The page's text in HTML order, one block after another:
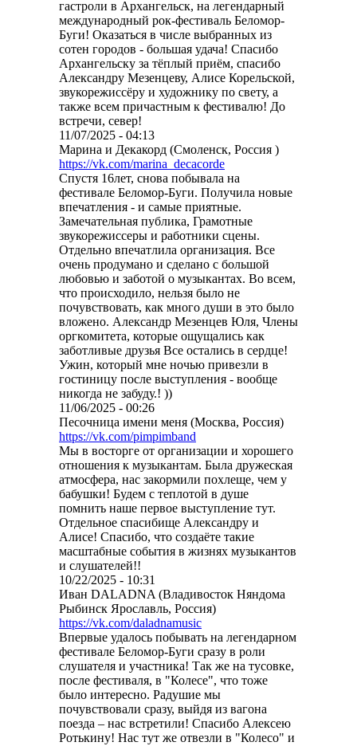
гастроли в Архангельск, на легендарный
международный рок-фестиваль Беломор-
Буги! Оказаться в числе выбранных из
сотен городов - большая удача! Спасибо
Архангельску за тёплый приём, спасибо
Александру Мезенцеву, Алисе Корельской,
звукорежиссёру и художнику по свету, а
также всем причастным к фестивалю! До
встречи, север!
11/07/2025 - 04:13
Марина и Декакорд (Смоленск, Россия )
https://vk.com/marina_decacorde
Спустя 16лет, снова побывала на
фестивале Беломор-Буги. Получила новые
впечатления - и самые приятные.
Замечательная публика, Грамотные
звукорежиссеры и работники сцены.
Отдельно впечатлила организация. Все
очень продумано и сделано с большой
любовью и заботой о музыкантах. Во всем,
что происходило, нельзя было не
почувствовать, как много души в это было
вложено. Александр Мезенцев Юля, Члены
оргкомитета, которые ощущались как
заботливые друзья Все остались в сердце!
Ужин, который мне ночью привезли в
гостиницу после выступления - вообще
никогда не забуду.! ))
11/06/2025 - 00:26
Песочница имени меня (Москва, Россия)
https://vk.com/pimpimband
Мы в восторге от организации и хорошего
отношения к музыкантам. Была дружеская
атмосфера, нас закормили похлеще, чем у
бабушки! Будем с теплотой в душе
помнить наше первое выступление тут.
Отдельное спасибище Александру и
Алисе! Спасибо, что создаёте такие
масштабные события в жизнях музыкантов
и слушателей!!
10/22/2025 - 10:31
Иван DALADNA (Владивосток Няндома
Рыбинск Ярославль, Россия)
https://vk.com/daladnamusic
Впервые удалось побывать на легендарном
фестивале Беломор-Буги сразу в роли
слушателя и участника! Так же на тусовке,
после фестиваля, в "Колесе", что тоже
было интересно. Радушие мы
почувствовали сразу, выйдя из вагона
поезда – нас встретили! Спасибо Алексею
Ротькину! Нас тут же отвезли в "Колесо" и